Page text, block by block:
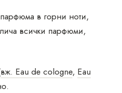
в горни ноти,
всички парфюми,
вж. Eau de cologne, Eau